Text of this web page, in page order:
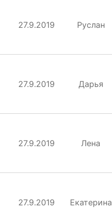
27.9.2019 Руслан
27.9.2019 Дарья
27.9.2019 Лена
27.9.2019 Екатерина